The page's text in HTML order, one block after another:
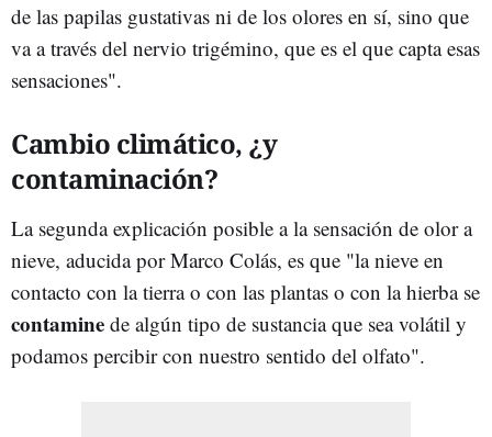
de las papilas gustativas ni de los olores en sí, sino que
va a través del nervio trigémino, que es el que capta esas
sensaciones".
Cambio climático, ¿y
contaminación?
La segunda explicación posible a la sensación de olor a
nieve, aducida por Marco Colás, es que "la nieve en
contacto con la tierra o con las plantas o con la hierba se
contamine de algún tipo de sustancia que sea volátil y
podamos percibir con nuestro sentido del olfato".